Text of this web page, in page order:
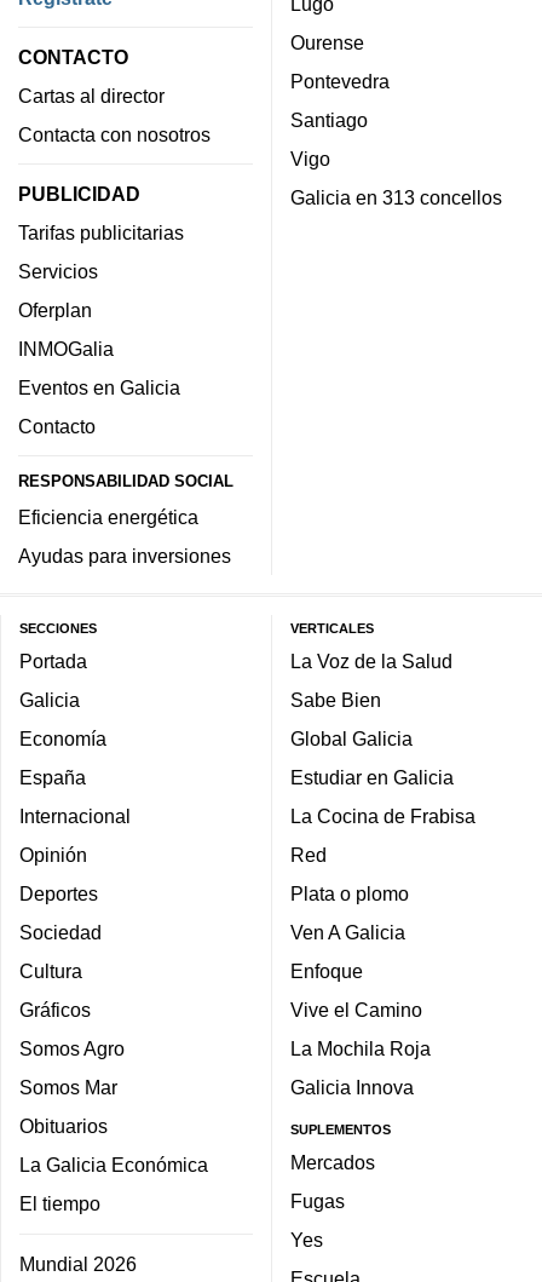
CONTACTO
Cartas al director
Contacta con nosotros
PUBLICIDAD
Tarifas publicitarias
Servicios
Oferplan
INMOGalia
Eventos en Galicia
Contacto
RESPONSABILIDAD SOCIAL
Eficiencia energética
Ayudas para inversiones
Ourense
Pontevedra
Santiago
Vigo
Galicia en 313 concellos
SECCIONES
Portada
Galicia
Economía
España
Internacional
Opinión
Deportes
Sociedad
Cultura
Gráficos
Somos Agro
Somos Mar
Obituarios
La Galicia Económica
El tiempo
Mundial 2026
VERTICALES
La Voz de la Salud
Sabe Bien
Global Galicia
Estudiar en Galicia
La Cocina de Frabisa
Red
Plata o plomo
Ven A Galicia
Enfoque
Vive el Camino
La Mochila Roja
Galicia Innova
SUPLEMENTOS
Mercados
Fugas
Yes